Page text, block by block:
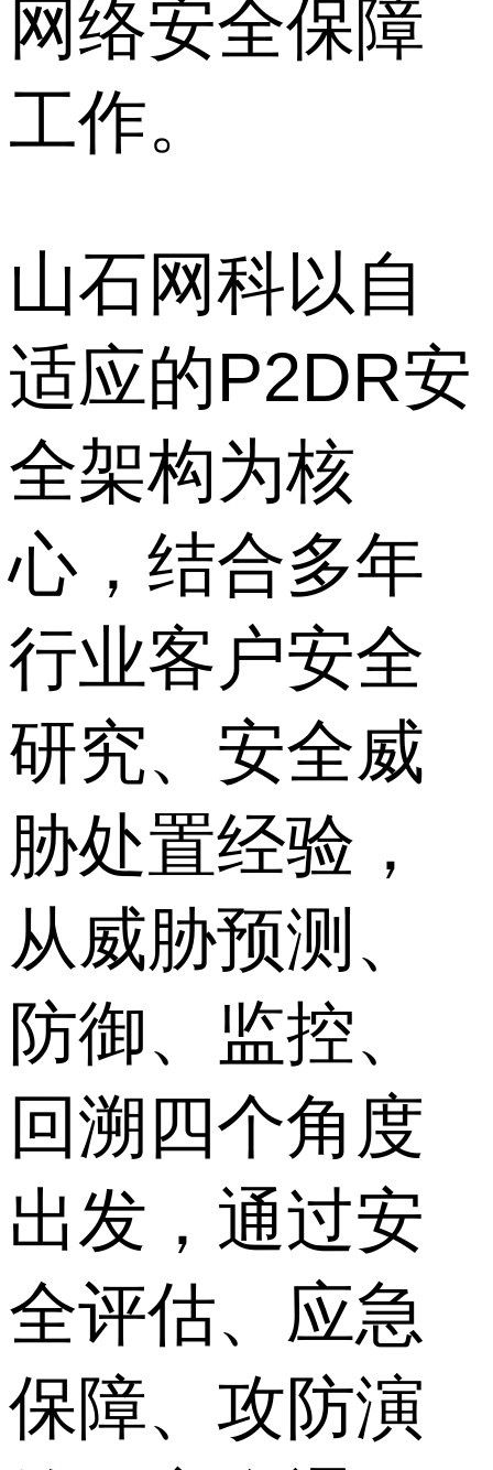
网络安全保障
工作。
山石网科以自
适应的P2DR安
全架构为核
心，结合多年
行业客户安全
研究、安全威
胁处置经验，
从威胁预测、
防御、监控、
回溯四个角度
出发，通过安
全评估、应急
保障、攻防演